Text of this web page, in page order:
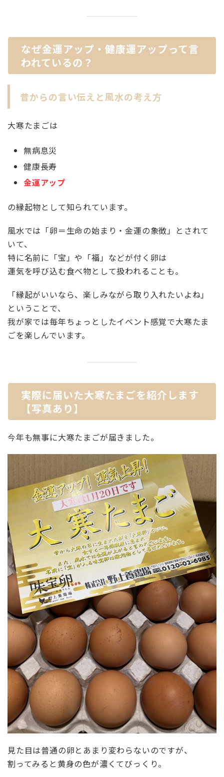
なぜ金運アップ・健康運アップって言
われているの？
昔からの言い伝えと風水の考え方
大寒たまごは
無病息災
健康長寿
金運アップ
の縁起物として知られています。
風水では「卵＝生命の始まり・金運の象徴」とされて
いて、
特に名前に「宝」や「福」などが付く卵は
運気を呼び込む食べ物として扱われることも。
「縁起がいいなら、楽しみながら取り入れたいよね」
ということで、
我が家では毎年ちょっとしたイベント感覚で大寒たま
ごを楽しんでいます。
実際に届いた大寒たまごを紹介します
【写真あり】
今年も無事に大寒たまごが届きました。
見た目は普通の卵とあまり変わらないのですが、
割ってみると黄身の色が濃くてびっくり。